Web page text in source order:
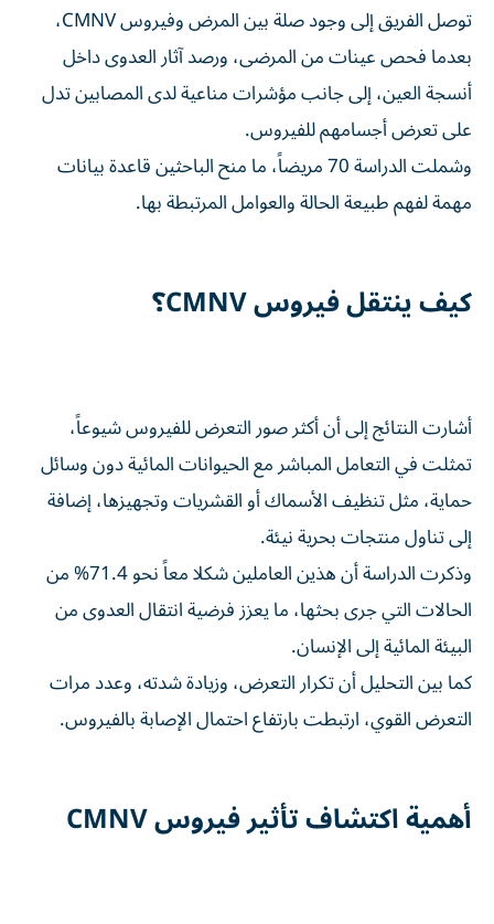
توصل الفريق إلى وجود صلة بين المرض وفيروس CMNV،
بعدما فحص عينات من المرضى، ورصد آثار العدوى داخل
أنسجة العين، إلى جانب مؤشرات مناعية لدى المصابين تدل
على تعرض أجسامهم للفيروس.
وشملت الدراسة 70 مريضاً، ما منح الباحثين قاعدة بيانات
مهمة لفهم طبيعة الحالة والعوامل المرتبطة بها.
كيف ينتقل فيروس CMNV؟
أشارت النتائج إلى أن أكثر صور التعرض للفيروس شيوعاً،
تمثلت في التعامل المباشر مع الحيوانات المائية دون وسائل
حماية، مثل تنظيف الأسماك أو القشريات وتجهيزها، إضافة
إلى تناول منتجات بحرية نيئة.
وذكرت الدراسة أن هذين العاملين شكلا معاً نحو 71.4% من
الحالات التي جرى بحثها، ما يعزز فرضية انتقال العدوى من
البيئة المائية إلى الإنسان.
كما بين التحليل أن تكرار التعرض، وزيادة شدته، وعدد مرات
التعرض القوي، ارتبطت بارتفاع احتمال الإصابة بالفيروس.
أهمية اكتشاف تأثير فيروس CMNV